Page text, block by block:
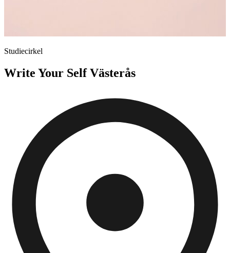
Studiecirkel
Write Your Self Västerås